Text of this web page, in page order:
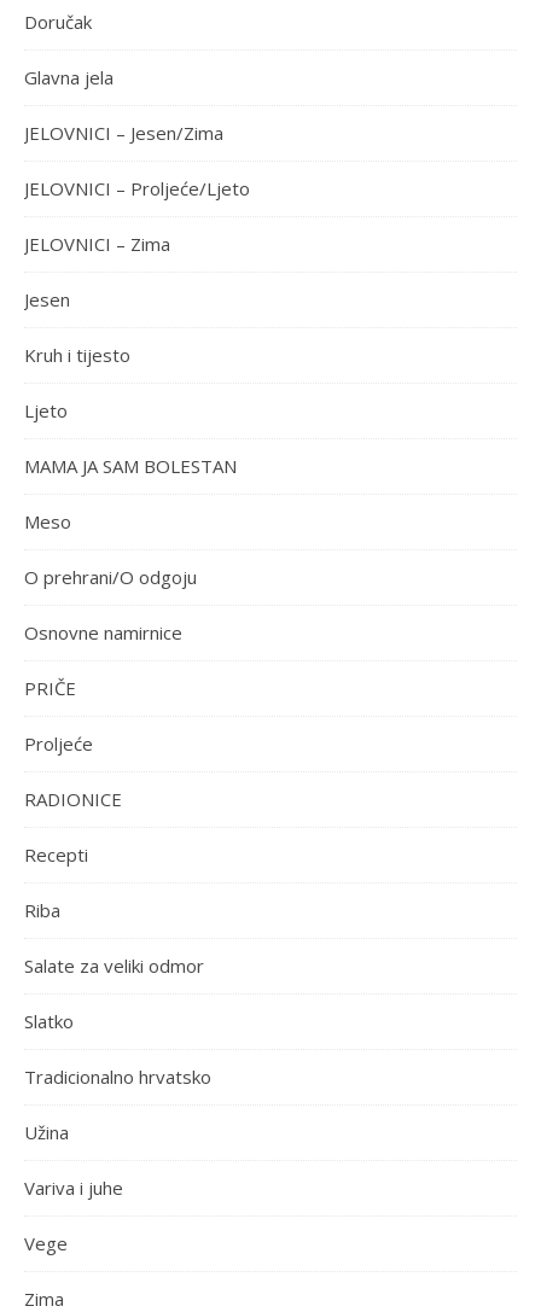
Doručak
Glavna jela
JELOVNICI – Jesen/Zima
JELOVNICI – Proljeće/Ljeto
JELOVNICI – Zima
Jesen
Kruh i tijesto
Ljeto
MAMA JA SAM BOLESTAN
Meso
O prehrani/O odgoju
Osnovne namirnice
PRIČE
Proljeće
RADIONICE
Recepti
Riba
Salate za veliki odmor
Slatko
Tradicionalno hrvatsko
Užina
Variva i juhe
Vege
Zima